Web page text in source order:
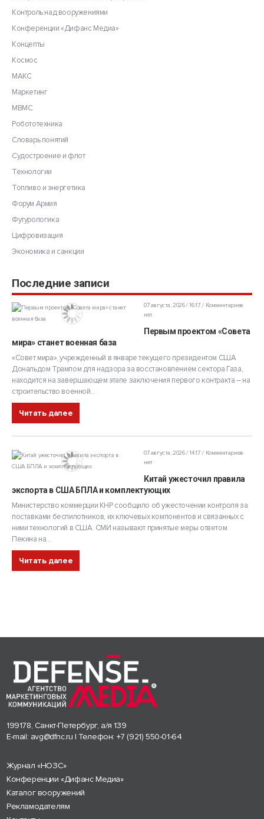
Контроль над вооружениями
Конференции «Дифанс Медиа»
Концепты
Космос
МАКС
Маркетинг
МВМС
Робототехника
Словарь понятий
Судостроение и флот
Технологии
Топливо и энергетика
Форум Армия
Футурологика
Цифровизация
Экономика и санкции
Последние записи
07 августа, 2026 / 16:17
Комментариев
нет
Первым проектом «Совета
мира» станет военная база
«Совет мира», учрежденный в январе текущего президентом США
Дональдом Трампом для надзора за восстановлением сектора Газа,
находится на завершающем этапе заключения первого контракта – на
строительство военной...
Читать далее
07 августа, 2026 / 14:17
Комментариев
нет
Китай ужесточил правила
экспорта в США БПЛА и комплектующих
Министерство коммерции КНР сообщило об ужесточении контроля за
поставками беспилотников, их ключевых компонентов и связанных с
ними технологий в США. СМИ называют принятые меры ответом
Пекина на...
Читать далее
199178, Санкт-Петербург, а/я 139
E-mail: avg@dfnc.ru | Телефон: +7 (921) 550-01-64
Журнал «НОЗС»
Конференции «Дифанс Медиа»
Каталог вооружений
Рекламодателям